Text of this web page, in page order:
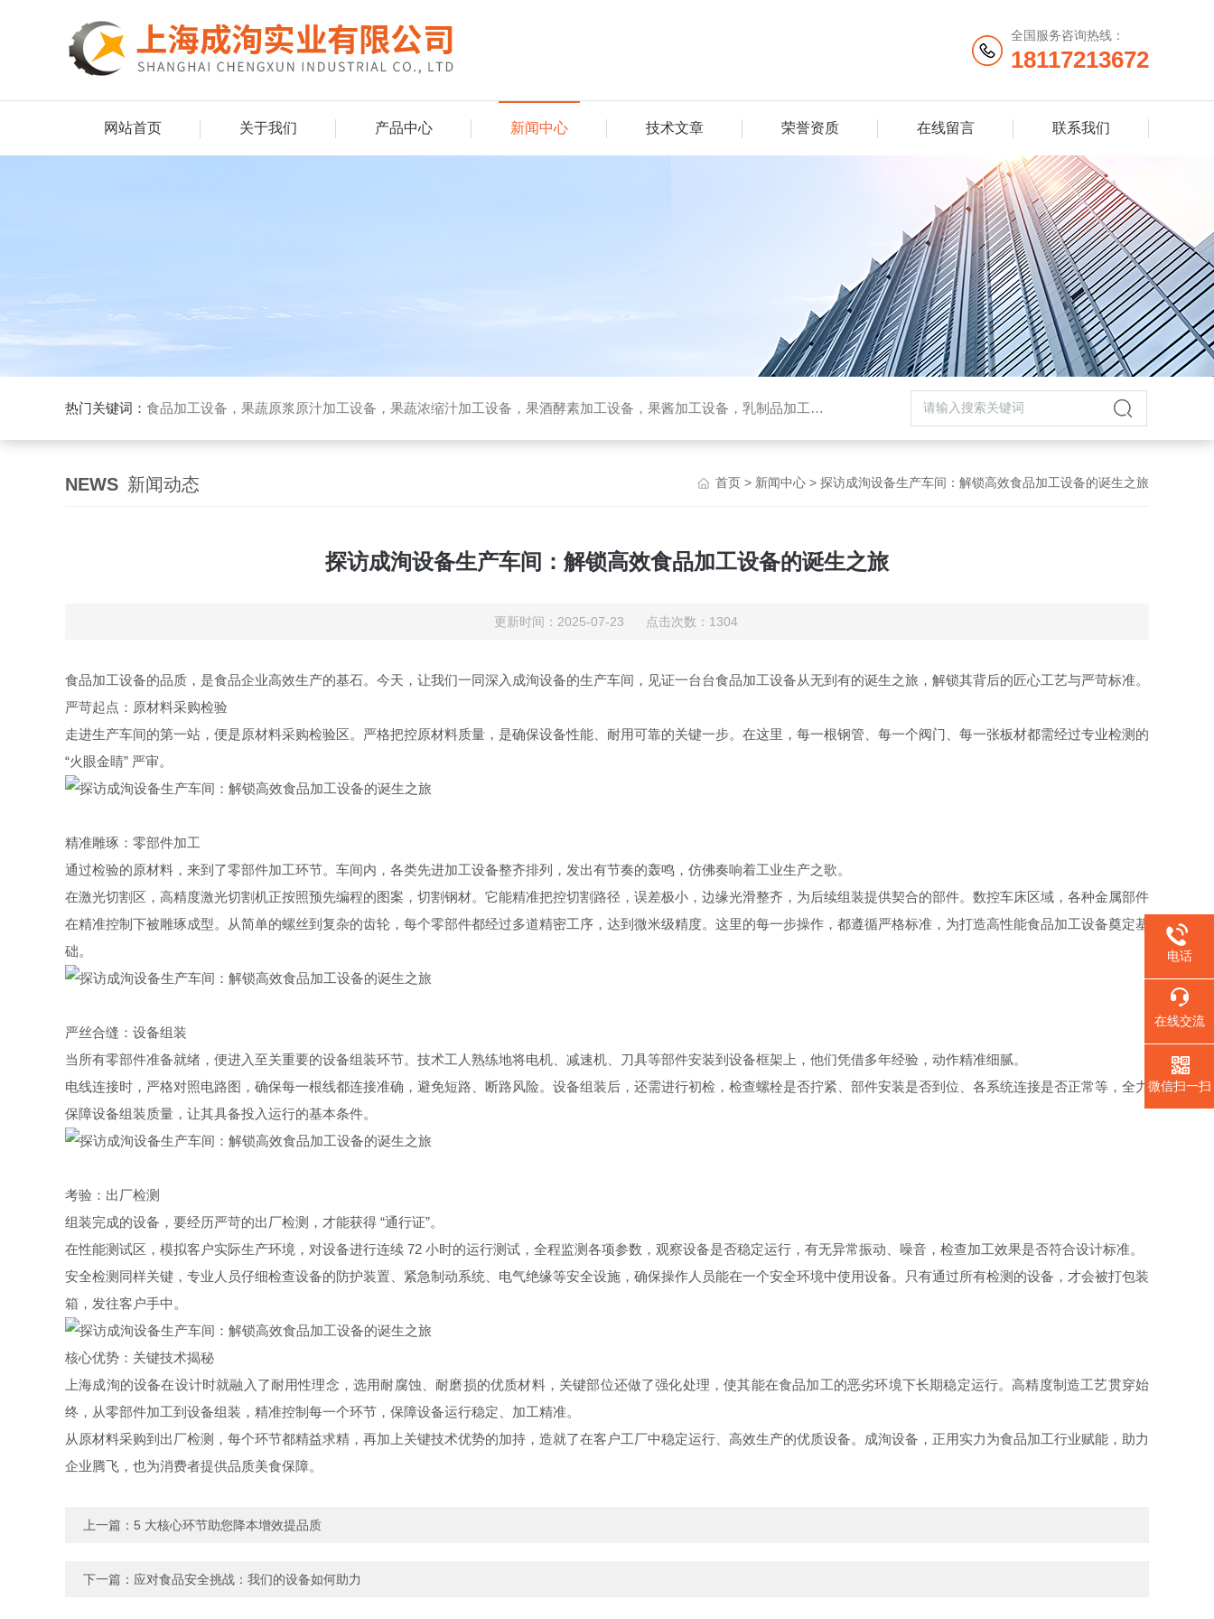
全国服务咨询热线：
18117213672
网站首页 关于我们 产品中心 新闻中心 技术文章 荣誉资质 在线留言 联系我们
热门关键词： 食品加工设备，果蔬原浆原汁加工设备，果蔬浓缩汁加工设备，果酒酵素加工设备，果酱加工设备，乳制品加工设备，生物提取加工设备，破碎榨汁设备，高温杀菌设备，无菌袋灌装机，UHT管式杀菌机，去核破碎机，高速精制打浆机，带式压榨机
NEWS 新闻动态 首页 > 新闻中心 > 探访成洵设备生产车间：解锁高效食品加工设备的诞生之旅
探访成洵设备生产车间：解锁高效食品加工设备的诞生之旅
更新时间：2025-07-23 点击次数：1304
食品加工设备的品质，是食品企业高效生产的基石。今天，让我们一同深入成洵设备的生产车间，见证一台台食品加工设备从无到有的诞生之旅，解锁其背后的匠心工艺与严苛标准。
严苛起点：原材料采购检验
走进生产车间的第一站，便是原材料采购检验区。严格把控原材料质量，是确保设备性能、耐用可靠的关键一步。在这里，每一根钢管、每一个阀门、每一张板材都需经过专业检测的
“火眼金睛” 严审。
精准雕琢：零部件加工
通过检验的原材料，来到了零部件加工环节。车间内，各类先进加工设备整齐排列，发出有节奏的轰鸣，仿佛奏响着工业生产之歌。
在激光切割区，高精度激光切割机正按照预先编程的图案，切割钢材。它能精准把控切割路径，误差极小，边缘光滑整齐，为后续组装提供契合的部件。数控车床区域，各种金属部件
在精准控制下被雕琢成型。从简单的螺丝到复杂的齿轮，每个零部件都经过多道精密工序，达到微米级精度。这里的每一步操作，都遵循严格标准，为打造高性能食品加工设备奠定基
础。
严丝合缝：设备组装
当所有零部件准备就绪，便进入至关重要的设备组装环节。技术工人熟练地将电机、减速机、刀具等部件安装到设备框架上，他们凭借多年经验，动作精准细腻。
电线连接时，严格对照电路图，确保每一根线都连接准确，避免短路、断路风险。设备组装后，还需进行初检，检查螺栓是否拧紧、部件安装是否到位、各系统连接是否正常等，全力
保障设备组装质量，让其具备投入运行的基本条件。
考验：出厂检测
组装完成的设备，要经历严苛的出厂检测，才能获得 “通行证”。
在性能测试区，模拟客户实际生产环境，对设备进行连续 72 小时的运行测试，全程监测各项参数，观察设备是否稳定运行，有无异常振动、噪音，检查加工效果是否符合设计标准。
安全检测同样关键，专业人员仔细检查设备的防护装置、紧急制动系统、电气绝缘等安全设施，确保操作人员能在一个安全环境中使用设备。只有通过所有检测的设备，才会被打包装
箱，发往客户手中。
核心优势：关键技术揭秘
上海成洵的设备在设计时就融入了耐用性理念，选用耐腐蚀、耐磨损的优质材料，关键部位还做了强化处理，使其能在食品加工的恶劣环境下长期稳定运行。高精度制造工艺贯穿始
终，从零部件加工到设备组装，精准控制每一个环节，保障设备运行稳定、加工精准。
从原材料采购到出厂检测，每个环节都精益求精，再加上关键技术优势的加持，造就了在客户工厂中稳定运行、高效生产的优质设备。成洵设备，正用实力为食品加工行业赋能，助力
企业腾飞，也为消费者提供品质美食保障。
上一篇： 5 大核心环节助您降本增效提品质
下一篇： 应对食品安全挑战：我们的设备如何助力
电话
在线交流
微信扫一扫